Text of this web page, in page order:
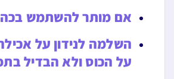
אם מותר להשתמש
השלמה לנידון על
על הכוס ולא הבדיל